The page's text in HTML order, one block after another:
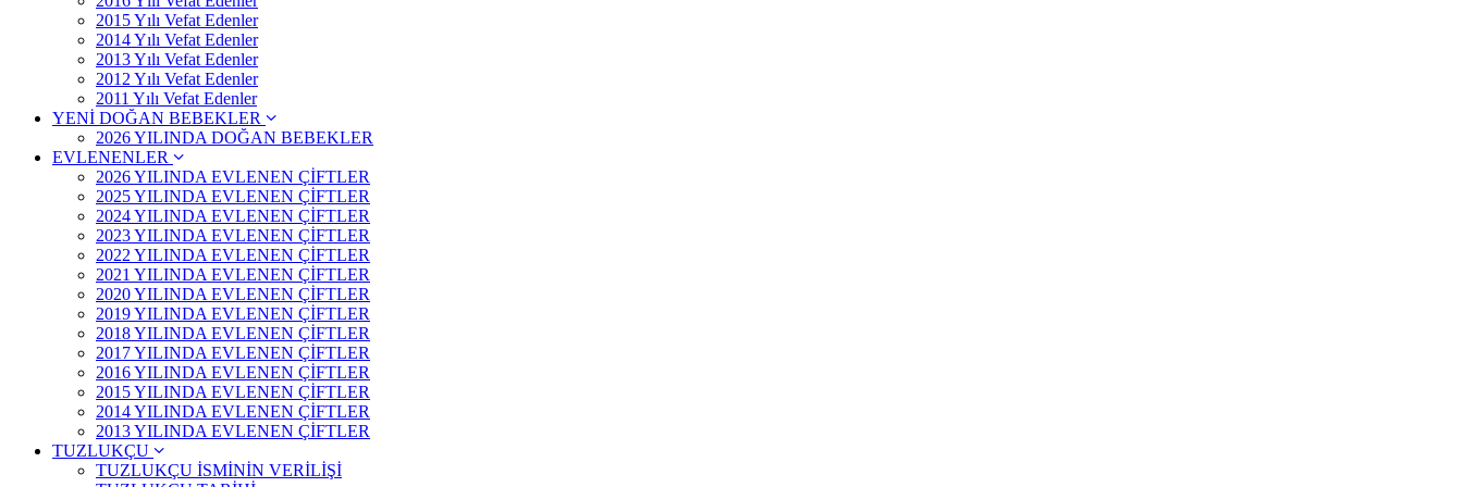
2015 Yılı Vefat Edenler
2014 Yılı Vefat Edenler
2013 Yılı Vefat Edenler
2012 Yılı Vefat Edenler
2011 Yılı Vefat Edenler
YENİ DOĞAN BEBEKLER
2026 YILINDA DOĞAN BEBEKLER
EVLENENLER
2026 YILINDA EVLENEN ÇİFTLER
2025 YILINDA EVLENEN ÇİFTLER
2024 YILINDA EVLENEN ÇİFTLER
2023 YILINDA EVLENEN ÇİFTLER
2022 YILINDA EVLENEN ÇİFTLER
2021 YILINDA EVLENEN ÇİFTLER
2020 YILINDA EVLENEN ÇİFTLER
2019 YILINDA EVLENEN ÇİFTLER
2018 YILINDA EVLENEN ÇİFTLER
2017 YILINDA EVLENEN ÇİFTLER
2016 YILINDA EVLENEN ÇİFTLER
2015 YILINDA EVLENEN ÇİFTLER
2014 YILINDA EVLENEN ÇİFTLER
2013 YILINDA EVLENEN ÇİFTLER
TUZLUKÇU
TUZLUKÇU İSMİNİN VERİLİŞİ